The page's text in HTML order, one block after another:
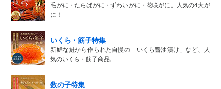
毛がに・たらばがに・ずわいがに・花咲がに。人気の4大が
に！
いくら・筋子特集
新鮮な鮭から作られた自慢の「いくら醤油漬け」など、人
気のいくら・筋子商品。
数の子特集